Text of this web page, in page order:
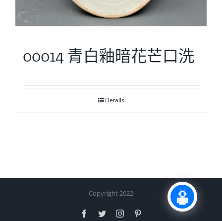
00014 青白釉暗花芒口洗
Details
Copyright 2022
Facebook
TwitterInstagram